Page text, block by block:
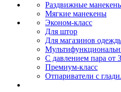
Раздвижные
Мягкие манекены
Эконом-класс
Для штор
Для магазинов
С давлением пара от
Премиум-класс
Отпариватели с